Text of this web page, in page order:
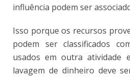
influência podem ser
Isso porque os recursos
podem ser classificados
usados em outra atividade
lavagem de dinheiro deve